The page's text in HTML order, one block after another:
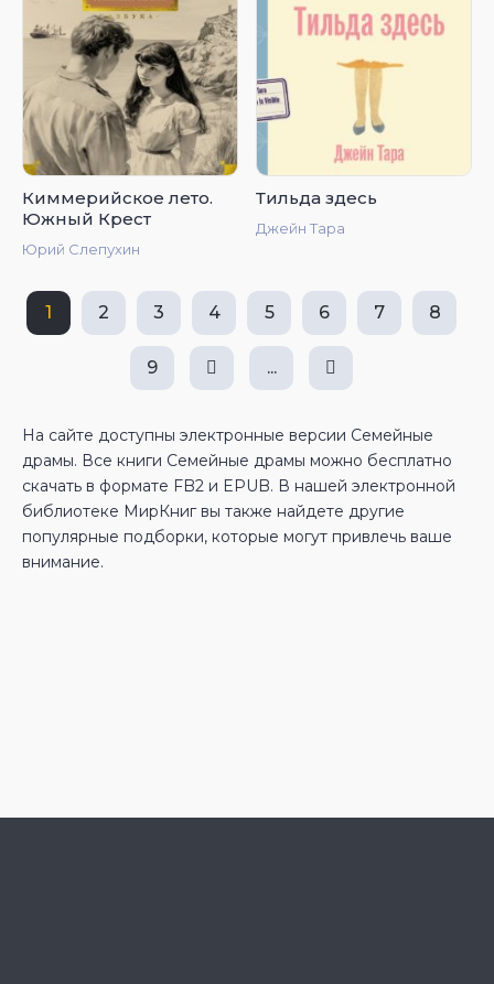
Киммерийское лето.
Южный Крест
Юрий Слепухин
Тильда здесь
Джейн Тара
1 2 3 4 5 6 7 8
9 ...
На сайте доступны электронные версии Семейные
драмы. Все книги Семейные драмы можно бесплатно
скачать в формате FB2 и EPUB. В нашей электронной
библиотеке МирКниг вы также найдете другие
популярные подборки, которые могут привлечь ваше
внимание.